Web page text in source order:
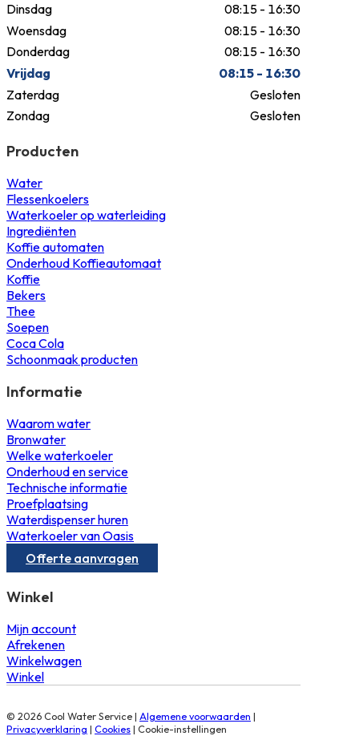
Dinsdag
08:15 - 16:30
Woensdag
08:15 - 16:30
Donderdag
08:15 - 16:30
Vrijdag
08:15 - 16:30
Zaterdag
Gesloten
Zondag
Gesloten
Producten
Water
Flessenkoelers
Waterkoeler op waterleiding
Ingrediënten
Koffie automaten
Onderhoud Koffieautomaat
Koffie
Bekers
Thee
Soepen
Coca Cola
Schoonmaak producten
Informatie
Waarom water
Bronwater
Welke waterkoeler
Onderhoud en service
Technische informatie
Proefplaatsing
Waterdispenser huren
Waterkoeler van Oasis
Offerte aanvragen
Winkel
Mijn account
Afrekenen
Winkelwagen
Winkel
© 2026 Cool Water Service | Algemene voorwaarden |
Privacyverklaring | Cookies| Cookie-instellingen